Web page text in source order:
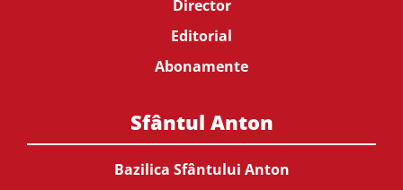
Director
Editorial
Abonamente
Sfântul Anton
Bazilica Sfântului Anton